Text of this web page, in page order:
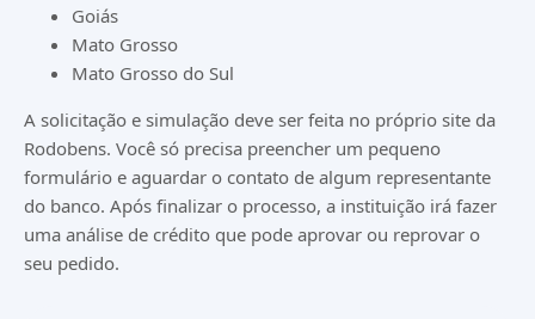
Goiás
Mato Grosso
Mato Grosso do Sul
A solicitação e simulação deve ser feita no próprio site da
Rodobens. Você só precisa preencher um pequeno
formulário e aguardar o contato de algum representante
do banco. Após finalizar o processo, a instituição irá fazer
uma análise de crédito que pode aprovar ou reprovar o
seu pedido.